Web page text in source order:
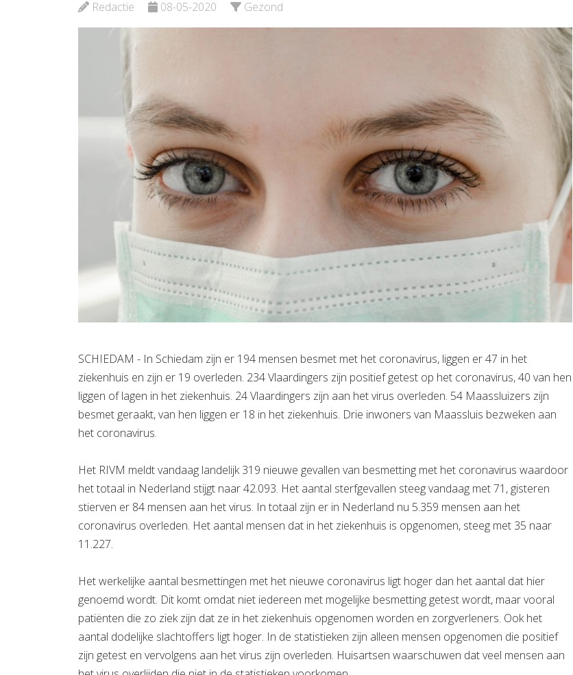
Redactie 08-05-2020 Gezond
SCHIEDAM - In Schiedam zijn er 194 mensen besmet met het coronavirus, liggen er 47 in het
ziekenhuis en zijn er 19 overleden. 234 Vlaardingers zijn positief getest op het coronavirus, 40 van hen
liggen of lagen in het ziekenhuis. 24 Vlaardingers zijn aan het virus overleden. 54 Maassluizers zijn
besmet geraakt, van hen liggen er 18 in het ziekenhuis. Drie inwoners van Maassluis bezweken aan
het coronavirus.
Het RIVM meldt vandaag landelijk 319 nieuwe gevallen van besmetting met het coronavirus waardoor
het totaal in Nederland stijgt naar 42.093. Het aantal sterfgevallen steeg vandaag met 71, gisteren
stierven er 84 mensen aan het virus. In totaal zijn er in Nederland nu 5.359 mensen aan het
coronavirus overleden. Het aantal mensen dat in het ziekenhuis is opgenomen, steeg met 35 naar
11.227.
Het werkelijke aantal besmettingen met het nieuwe coronavirus ligt hoger dan het aantal dat hier
genoemd wordt. Dit komt omdat niet iedereen met mogelijke besmetting getest wordt, maar vooral
patiënten die zo ziek zijn dat ze in het ziekenhuis opgenomen worden en zorgverleners. Ook het
aantal dodelijke slachtoffers ligt hoger. In de statistieken zijn alleen mensen opgenomen die positief
zijn getest en vervolgens aan het virus zijn overleden. Huisartsen waarschuwen dat veel mensen aan
Bekijk de pagina
Bekijk de pagina